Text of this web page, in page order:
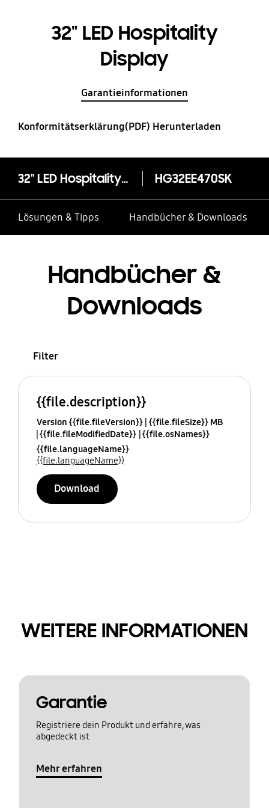
32" LED Hospitality
Display
Garantieinformationen
Konformitätserklärung(PDF) Herunterladen
32" LED Hospitality Display HG32EE470SK
Lösungen & Tipps Handbücher & Downloads
Handbücher &
Downloads
Filter
{{file.description}}
Version {{file.fileVersion}} {{file.fileSize}} MB
{{file.fileModifiedDate}} {{file.osNames}}
{{file.languageName}}
{{file.languageName}}
Download
WEITERE INFORMATIONEN
Garantie
Registriere dein Produkt und erfahre, was
abgedeckt ist
Mehr erfahren